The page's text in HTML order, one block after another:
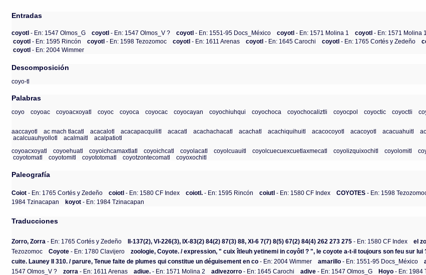
Entradas
coyotl- En: 1547 Olmos_G coyotl- En: 1547 Olmos_V ? coyotl- En: 1551-95 Docs_México coyotl- En: 1571 Molina 1 coyotl- En: 1571 Molina 1
coyotl- En: 1595 Rincón coyotl- En: 1598 Tezozomoc coyotl- En: 1611 Arenas coyotl- En: 1645 Carochi coyotl- En: 1765 Cortés y Zedeño
coyotl- En: 2004 Wimmer
Descomposición
coyo-tl
Palabras
coyo coyoac coyoacxoyatl coyoc coyoca coyocac coyocayan coyochiuhqui coyochoca coyochocaliztli coyocpol coyoctic coyoctli
aaccayotl ac mach tlacatl acacalotl acacapacquilitl acacatl acachachacatl acachatl acachiquihuitl acacocoyotl acacoyotl acacuahuitl
acalcuauhyollotl
acalmaitl
acalpatiotl
coyoacxoyatl
coyoehuatl coyoichcamaxtlatl coyoichcatl coyolacatl coyolcuauitl coyolcuecuexcuetlaxmecatl coyolizquixochitl coyolomitl
coyotomatl
coyotomitl coyototomatl coyotzontecomatl coyoxochitl
Paleografía
Coiot - En: 1765 Cortés y Zedeño coiotl - En: 1580 CF Index coiotl. - En: 1595 Rincón coiutl - En: 1580 CF Index COYOTES - En: 1598
1984 Tzinacapan
koyot - En: 1984 Tzinacapan
Traducciones
Zorro, Zorra - En: 1765 Cortés y Zedeño II-137(2), VI-226(3), IX-83(2) 84(2) 87(3) 88, XI-6 7(7) 8(5) 67(2) 84(4) 262 273 275 - En: 1580 CF Index el
Tezozomoc
Coyote - En: 1780 Clavijero
zoologie, Coyote. / expression, " cuix îtleuh yetinemi in coyôtl ? ", le coyote a-t-il toujours son feu sur
cuite. Launey II 310. / parure, Tenue faite de plumes qui constitue un déguisement en co - En: 2004 Wimmer amarillo - En: 1551-95 Docs_México
1547 Olmos_V ?
zorra - En: 1611 Arenas adiue. - En: 1571 Molina 2 adivezorro - En: 1645 Carochi adive - En: 1547 Olmos_G Hoyo - En: 1984